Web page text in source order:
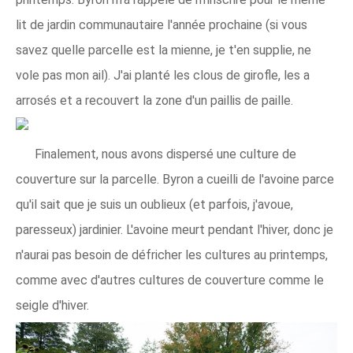
lit de jardin communautaire l'année prochaine (si vous
savez quelle parcelle est la mienne, je t'en supplie, ne
vole pas mon ail). J'ai planté les clous de girofle, les a
arrosés et a recouvert la zone d'un paillis de paille.
Finalement, nous avons dispersé une culture de
couverture sur la parcelle. Byron a cueilli de l'avoine parce
qu'il sait que je suis un oublieux (et parfois, j'avoue,
paresseux) jardinier. L'avoine meurt pendant l'hiver, donc je
n'aurai pas besoin de défricher les cultures au printemps,
comme avec d'autres cultures de couverture comme le
seigle d'hiver.